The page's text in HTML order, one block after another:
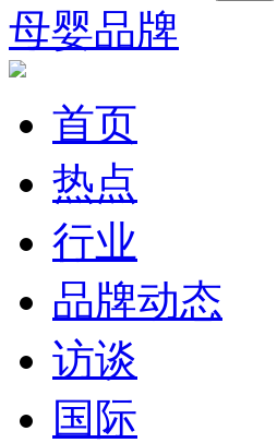
母婴品牌
首页
热点
行业
品牌动态
访谈
国际